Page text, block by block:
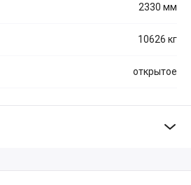
2330 мм
10626 кг
открытое